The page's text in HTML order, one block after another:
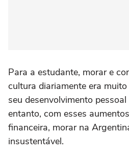
Para a estudante, morar e
cultura diariamente era
seu desenvolvimento
entanto, com esses
financeira, morar na
insustentável.